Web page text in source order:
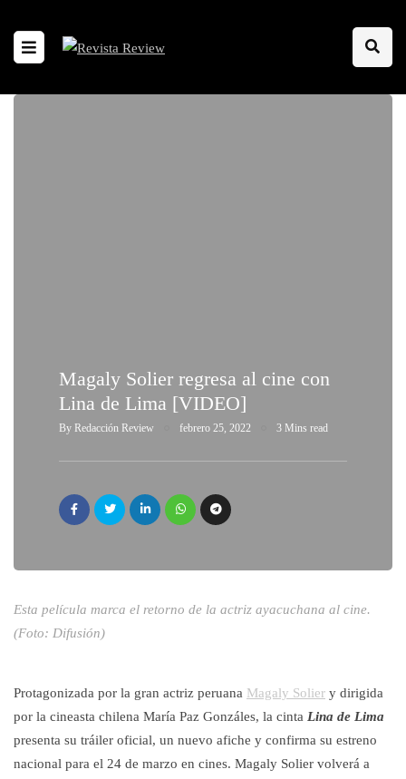
Magaly Solier regresa al cine con
Lina de Lima [VIDEO]
By Redacción Review febrero 25, 2022 3 Mins read
Esta película marca el retorno de la actriz ayacuchana al cine.
(Foto: Difusión)
Protagonizada por la gran actriz peruana Magaly Solier y dirigida
por la cineasta chilena María Paz Gonzáles, la cinta Lina de Lima
presenta su tráiler oficial, un nuevo afiche y confirma su estreno
nacional para el 24 de marzo en cines. Magaly Solier volverá a